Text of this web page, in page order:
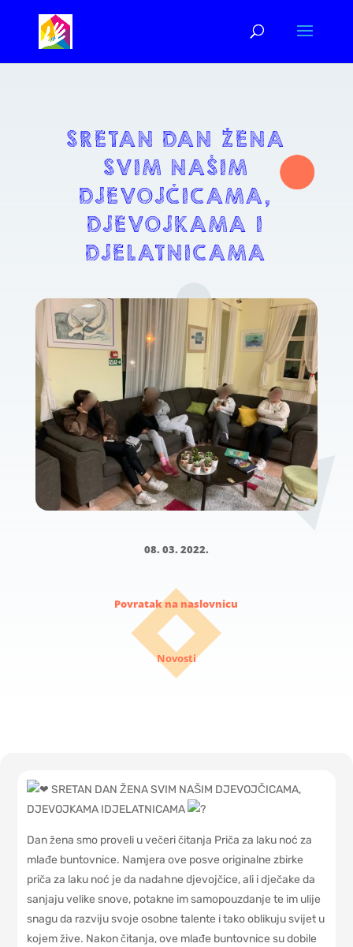
SRETAN DAN ŽENA
SVIM NAŠIM
DJEVOJČICAMA,
DJEVOJKAMA I
DJELATNICAMA
08. 03. 2022.
Povratak na naslovnicu
Novosti
SRETAN DAN ŽENA SVIM NAŠIM DJEVOJČICAMA,
DJEVOJKAMA IDJELATNICAMA
Dan žena smo proveli u večeri čitanja Priča za laku noć za
mlađe buntovnice. Namjera ove posve originalne zbirke
priča za laku noć je da nadahne djevojčice, ali i dječake da
sanjaju velike snove, potakne im samopouzdanje te im ulije
snagu da razviju svoje osobne talente i tako oblikuju svijet u
kojem žive. Nakon čitanja, ove mlađe buntovnice su dobile